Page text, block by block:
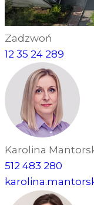
Zadzwoń
12 35 24 289
Karolina
512 483 280